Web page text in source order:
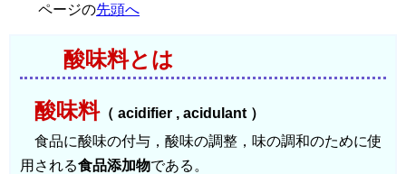
ページの先頭へ
酸味料とは
酸味料（ acidifier , acidulant ）
食品に酸味の付与，酸味の調整，味の調和のために使
用される食品添加物である。